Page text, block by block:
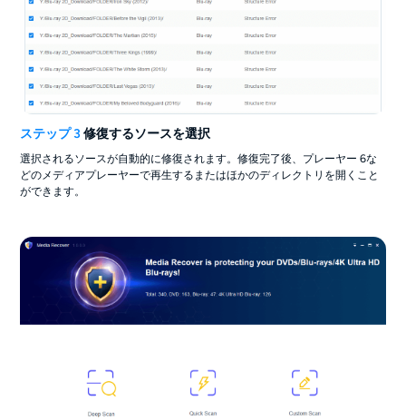
ステップ 3修復するソースを選択
選択されるソースが自動的に修復されます。修復完了後、プレーヤー 6な
どのメディアプレーヤーで再生するまたはほかのディレクトリを開くこと
ができます。